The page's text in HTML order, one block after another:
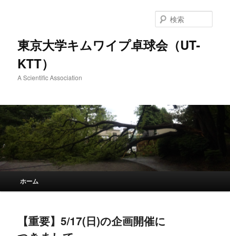
東京大学キムワイプ卓球会（UT-
KTT）
A Scientific Association
索
メインメニュー
メインコンテンツへ移動
サブコンテンツへ移動
ホーム
【重要】5/17(日)の企画開催に